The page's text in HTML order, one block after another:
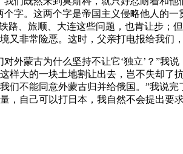
个字。这两个字是帝国主义侵略他人的
路、旅顺、大连这些问题，也肯让步
又非常险恶。这时，父亲打电报给我们
外蒙古为什么坚持不让它‘独立’？”我
样大的一块土地割让出去，岂不失却了
们不能同意外蒙古归并给俄国。”我说
，自己可以打日本，我自然不会提出要